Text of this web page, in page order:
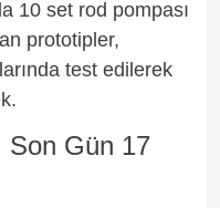
10 set rod pompası
prototipler,
test edilerek
Son Gün 17